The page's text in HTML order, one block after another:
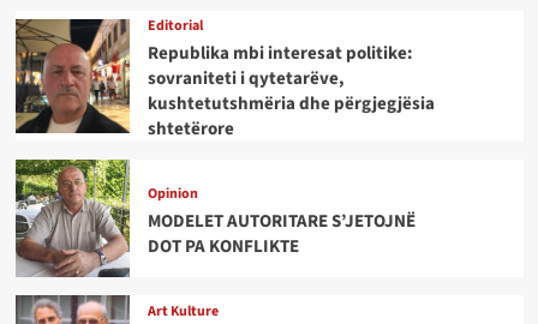
Editorial
Republika mbi interesat politike:
sovraniteti i qytetarëve,
kushtetutshmëria dhe përgjegjësia
shtetërore
Opinion
MODELET AUTORITARE S’JETOJNË
DOT PA KONFLIKTE
Art Kulture